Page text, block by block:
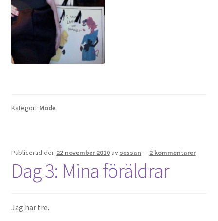
Kategori: Mode
Publicerad den 22 november 2010 av sessan — 2 kommentarer
Dag 3: Mina föräldrar
Jag har tre.